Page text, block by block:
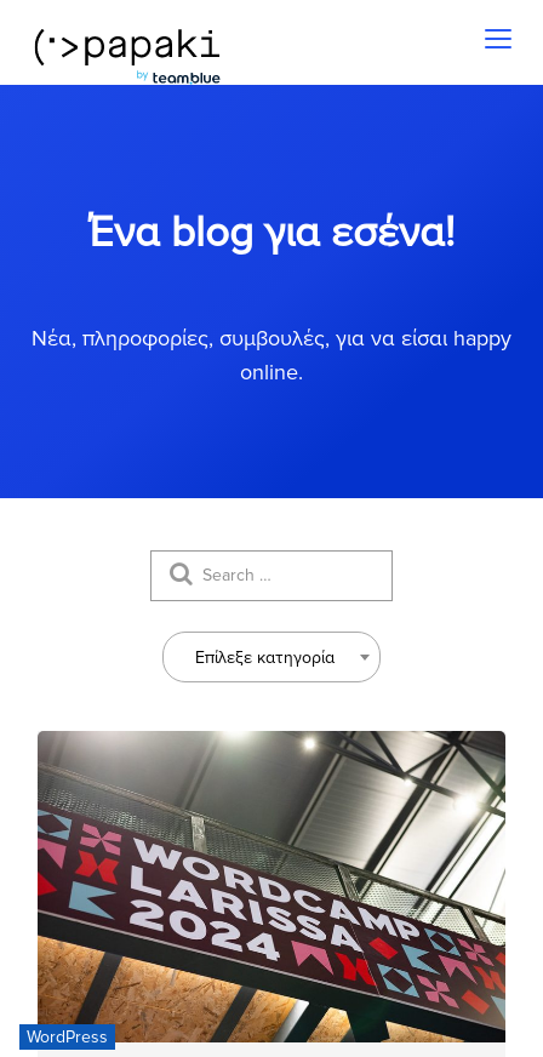
Ένα blog για εσένα!
Νέα, πληροφορίες, συμβουλές, για να είσαι happy
online.
Επίλεξε κατηγορία
WordPress